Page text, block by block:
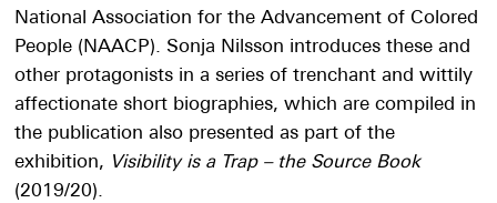
National Association for the Advancement of Colored
People (NAACP). Sonja Nilsson introduces these and
other protagonists in a series of trenchant and wittily
affectionate short biographies, which are compiled in
the publication also presented as part of the
exhibition, Visibility is a Trap – the Source Book
(2019/20).